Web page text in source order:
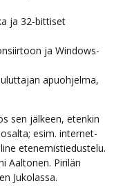
ja 32-bittiset
ja Windows-
apuohjelma,
sen jälkeen, etenkin
esim. internet-
etenemistiedustelu.
Aaltonen. Pirilän
Jukolassa.